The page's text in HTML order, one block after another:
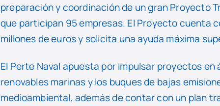
preparación y coordinación de un gran Proyecto
que participan 95 empresas. El Proyecto cuenta
millones de euros y solicita una ayuda máxima
El Perte Naval apuesta por impulsar proyectos
renovables marinas y los buques de bajas
medioambiental, además de contar con un plan